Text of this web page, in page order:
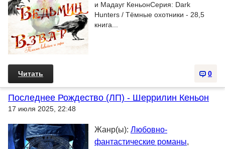
и Мадауг КеньонСерия: Dark
Hunters / Тёмные охотники - 28,5
книга...
0
Читать
Последнее Рождество (ЛП) - Шеррилин Кеньон
17 июля 2025, 22:48
Жанр(ы): Любовно-
фантастические романы,